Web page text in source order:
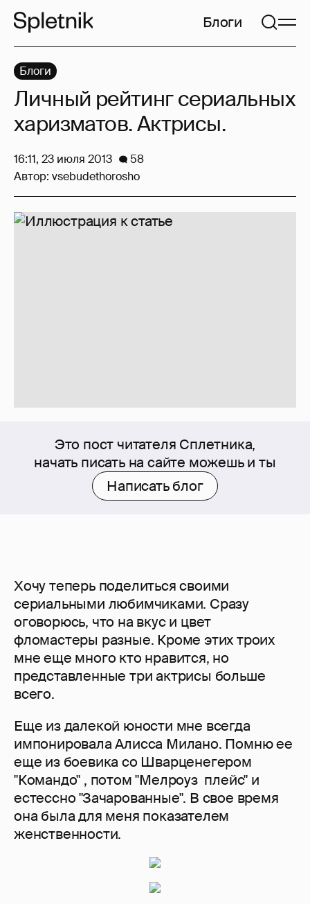
Блоги
Это пост читателя Сплетника,
начать писать на сайте можешь и ты
Написать блог
Хочу теперь поделиться своими
сериальными любимчиками. Сразу
оговорюсь, что на вкус и цвет
фломастеры разные. Кроме этих троих
мне еще много кто нравится, но
представленные три актрисы больше
всего.
Еще из далекой юности мне всегда
импонировала Алисса Милано. Помню ее
еще из боевика со Шварценегером
"Командо" , потом "Мелроуз плейс" и
естессно "Зачарованные". В свое время
она была для меня показателем
женственности.
Блоги
Личный рейтинг сериальных
харизматов. Актрисы.
16:11, 23 июля 2013
58
Автор: vsebudethorosho